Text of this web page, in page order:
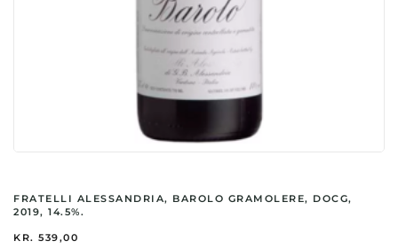
FRATELLI ALESSANDRIA, BAROLO GRAMOLERE, DOCG,
2019, 14.5%.
KR. 539,00